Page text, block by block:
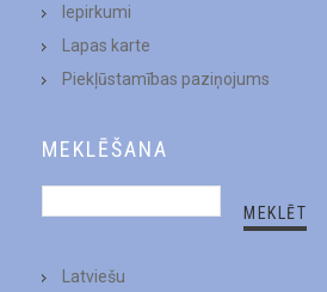
Iepirkumi
Lapas karte
Piekļūstamības paziņojums
MEKLĒŠANA
Latviešu